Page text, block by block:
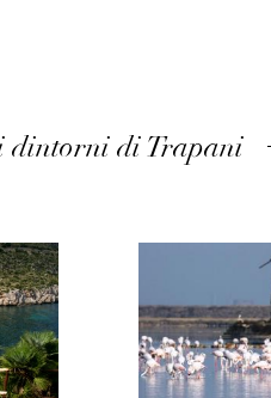
dintorni di Trapani